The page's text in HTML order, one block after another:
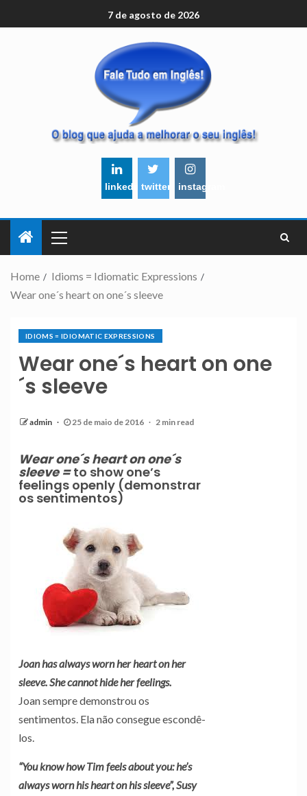
7 de agosto de 2026
linkedintwitter instagram
Home
Idioms = Idiomatic Expressions
Wear one´s heart on one´s sleeve
IDIOMS = IDIOMATIC EXPRESSIONS
Wear one´s heart on one
´s sleeve
admin 25 de maio de 2016 2 min read
Wear one´s heart on one´s
sleeve =to show one’s
feelings openly (demonstrar
os sentimentos)
Joan has always worn her heart on her
sleeve. She cannot hide her feelings.
Joan sempre demonstrou os
sentimentos. Ela não consegue escondê-
los.
“You know how Tim feels about you: he’s
always worn his heart on his sleeve”, Susy